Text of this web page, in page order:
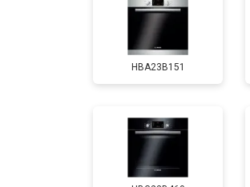
HBA23B151